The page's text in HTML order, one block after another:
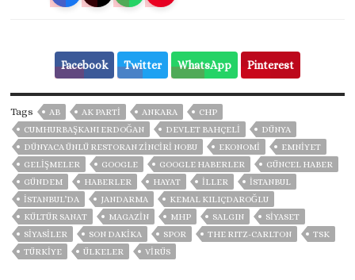
Facebook Twitter WhatsApp Pinterest
Tags AB AK PARTİ ANKARA
CHP
CUMHURBAŞKANI ERDOĞAN
DEVLET BAHÇELİ
DÜNYA
DÜNYACA ÜNLÜ RESTORAN ZİNCİRİ NOBU
EKONOMİ
EMNİYET
GELIŞMELER
GOOGLE GOOGLE HABERLER
GÜNCEL HABER
GÜNDEM
HABERLER HAYAT İLLER
ISTANBUL
İSTANBUL’DA
JANDARMA
KEMAL KILIÇDAROĞLU
KÜLTÜR SANAT
MAGAZİN MHP SALGIN
SİYASET
SİYASİLER
SON DAKIKA SPOR THE RITZ-CARLTON
TSK
TÜRKİYE
ÜLKELER VIRÜS